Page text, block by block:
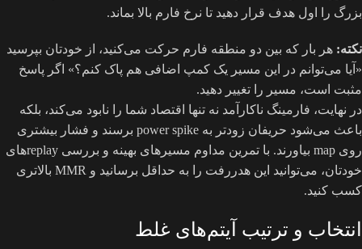
بزرگ را اول هدف قرار دهید تا نرخ فارم بالا بماند.
نکته: هر بار که بین دو منطقه فارم حرکت می‌کنید، از خودتان بپرسید
«آیا می‌توانم در این مسیر یک کمپ اضافی هم پاک کنم؟» اگر پاسخ
مثبت است، مسیر را تغییر دهید.
در نهایت، فارمینگ ناکارآمد نه تنها اقتصاد شما را نابود می‌کند، بلکه
باعث می‌شود حریفان زودتر به power spike برسند و فشار بیشتری
روی map بیاورند. با تمرین مداوم مسیرهای بهینه و بررسی replayهای
خودتان، می‌توانید این هدررفت را به حداقل برسانید و MMR بالاتری
کسب کنید.
انتخاب و ترتیب آیتم‌های غلط